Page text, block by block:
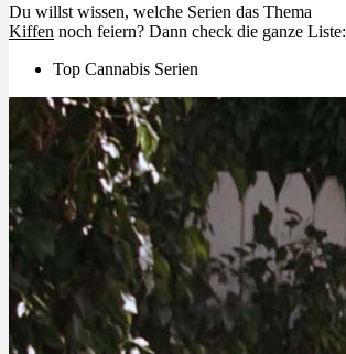
Du willst wissen, welche Serien das Thema
Kiffen noch feiern? Dann check die ganze Liste:
Top Cannabis Serien